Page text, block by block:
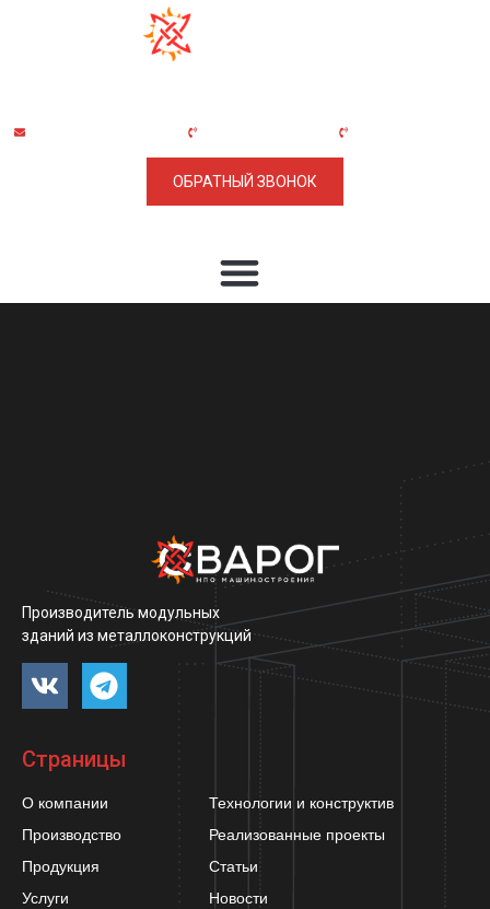
ОБРАТНЫЙ ЗВОНОК
Производитель модульных
зданий из металлоконструкций
Страницы
О компании
Производство
Продукция
Услуги
Технологии и конструктив
Реализованные проекты
Статьи
Новости